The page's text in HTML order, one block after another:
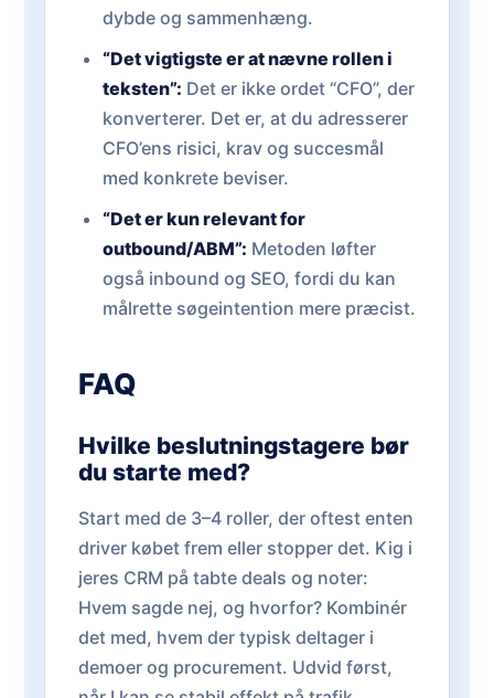
dybde og sammenhæng.
“Det vigtigste er at nævne rollen i
teksten”: Det er ikke ordet “CFO”, der
konverterer. Det er, at du adresserer
CFO’ens risici, krav og succesmål
med konkrete beviser.
“Det er kun relevant for
outbound/ABM”: Metoden løfter
også inbound og SEO, fordi du kan
målrette søgeintention mere præcist.
FAQ
Hvilke beslutningstagere bør
du starte med?
Start med de 3–4 roller, der oftest enten
driver købet frem eller stopper det. Kig i
jeres CRM på tabte deals og noter:
Hvem sagde nej, og hvorfor? Kombinér
det med, hvem der typisk deltager i
demoer og procurement. Udvid først,